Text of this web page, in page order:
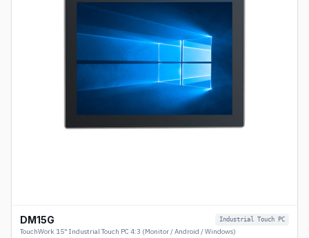
DM15G Industrial Touch PC
TouchWork 15" Industrial Touch PC 4:3 (Monitor / Android / Windows)